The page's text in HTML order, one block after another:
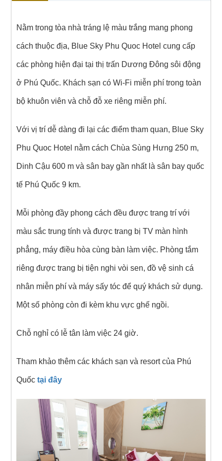
Nằm trong tòa nhà tráng lệ màu trắng mang phong
cách thuộc địa, Blue Sky Phu Quoc Hotel cung cấp
các phòng hiện đại tại thị trấn Dương Đông sôi động
ở Phú Quốc. Khách sạn có Wi-Fi miễn phí trong toàn
bộ khuôn viên và chỗ đỗ xe riêng miễn phí.
Với vị trí dễ dàng đi lại các điểm tham quan, Blue Sky
Phu Quoc Hotel nằm cách Chùa Sùng Hưng 250 m,
Dinh Cậu 600 m và sân bay gần nhất là sân bay quốc
tế Phú Quốc 9 km.
Mỗi phòng đầy phong cách đều được trang trí với
màu sắc trung tính và được trang bị TV màn hình
phẳng, máy điều hòa cùng bàn làm việc. Phòng tắm
riêng được trang bị tiện nghi vòi sen, đồ vệ sinh cá
nhân miễn phí và máy sấy tóc để quý khách sử dụng.
Một số phòng còn đi kèm khu vực ghế ngồi.
Chỗ nghỉ có lễ tân làm việc 24 giờ.
Tham khảo thêm các khách sạn và resort của Phú
Quốc tại đây